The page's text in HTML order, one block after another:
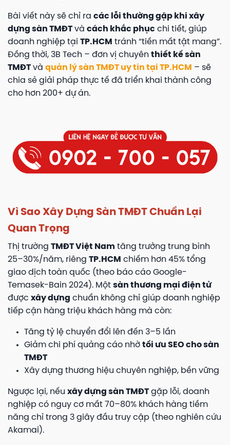
Bài viết này sẽ chỉ ra các lỗi thường gặp khi xây
dựng sàn TMĐT và cách khắc phục chi tiết, giúp
doanh nghiệp tại TP.HCM tránh “tiền mất tật mang”.
Đồng thời, 3B Tech – đơn vị chuyên thiết kế sàn
TMĐT và quản lý sàn TMĐT uy tín tại TP.HCM – sẽ
chia sẻ giải pháp thực tế đã triển khai thành công
cho hơn 200+ dự án.
Vì Sao Xây Dựng Sàn TMĐT Chuẩn Lại
Quan Trọng
Thị trường TMĐT Việt Nam tăng trưởng trung bình
25–30%/năm, riêng TP.HCM chiếm hơn 45% tổng
giao dịch toàn quốc (theo báo cáo Google-
Temasek-Bain 2024). Một sàn thương mại điện tử
được xây dựng chuẩn không chỉ giúp doanh nghiệp
tiếp cận hàng triệu khách hàng mà còn:
Tăng tỷ lệ chuyển đổi lên đến 3–5 lần
Giảm chi phí quảng cáo nhờ tối ưu SEO cho sàn
TMĐT
Xây dựng thương hiệu chuyên nghiệp, bền vững
Ngược lại, nếu xây dựng sàn TMĐT gặp lỗi, doanh
nghiệp có nguy cơ mất 70–80% khách hàng tiềm
năng chỉ trong 3 giây đầu truy cập (theo nghiên cứu
Akamai).